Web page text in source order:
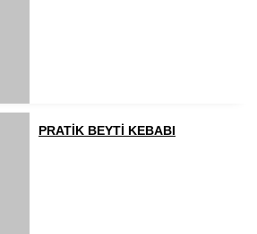
PRATİK BEYTİ KEBABI